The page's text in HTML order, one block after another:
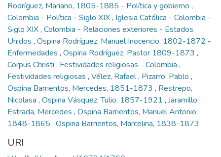
Rodríguez, Mariano, 1805-1885 - Política y gobierno ,
Colombia - Política - Siglo XIX, Iglesia Católica - Colombia -
Siglo XIX, Colombia - Relaciones exteriores - Estados
Unidos , Ospina Rodríguez, Manuel Inocencio, 1802-1872 -
Enfermedades , Ospina Rodríguez, Pastor 1809-1873 ,
Corpus Christi , Festividades religiosas - Colombia ,
Festividades religiosas , Vélez, Rafael, Pizarro, Pablo ,
Ospina Barrientos, Mercedes, 1851-1873 , Restrepo,
Nicolasa , Ospina Vásquez, Tulio, 1857-1921 , Jaramillo
Estrada, Mercedes , Ospina Barrientos, Manuel Antonio,
1848-1865 , Ospina Barrientos, Marcelina, 1838-1873
URI